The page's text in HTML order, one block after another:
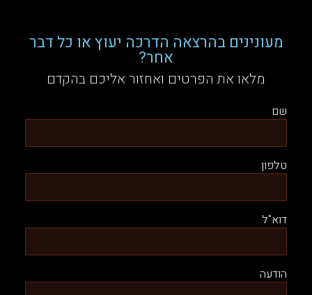
מעונינים בהרצאה הדרכה יעוץ או כל דבר
אחר?
מלאו את הפרטים ואחזור אליכם בהקדם
שם
טלפון
דוא"ל
הודעה